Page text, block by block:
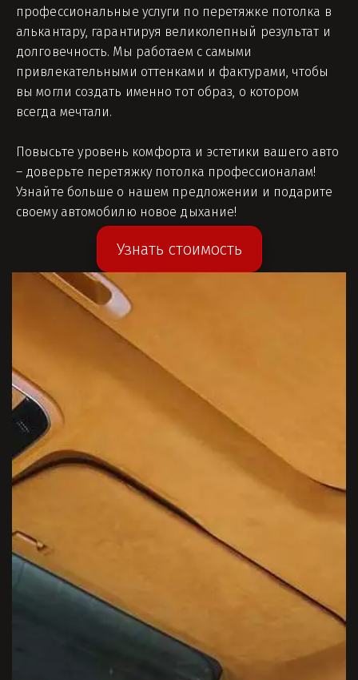
профессиональные услуги по перетяжке потолка в
алькантару, гарантируя великолепный результат и
долговечность. Мы работаем с самыми
привлекательными оттенками и фактурами, чтобы
вы могли создать именно тот образ, о котором
всегда мечтали.
Повысьте уровень комфорта и эстетики вашего авто
– доверьте перетяжку потолка профессионалам!
Узнайте больше о нашем предложении и подарите
своему автомобилю новое дыхание!
Узнать стоимость